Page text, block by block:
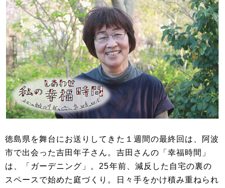
徳島県を舞台にお送りしてきた１週間の最終回は、阿波
市で出会った吉田年子さん。吉田さんの「幸福時間」
は、「ガーデニング」。25年前、減反した自宅の裏の
スペースで始めた庭づくり。日々手をかけ積み重ねられ